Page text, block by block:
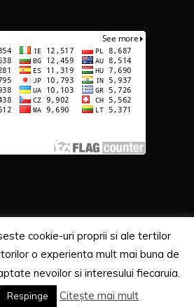
© 2020 Segra Media
WordPress|
Theme: Recent News
Candid Themes
cookie-uri proprii si ale tertilor
o experienta mult mai buna de
nevoilor si interesului fiecaruia.
Respinge Citește mai mult